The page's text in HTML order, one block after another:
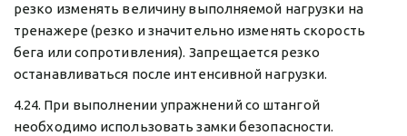
резко изменять величину выполняемой нагрузки на
тренажере (резко и значительно изменять скорость
бега или сопротивления). Запрещается резко
останавливаться после интенсивной нагрузки.
4.24. При выполнении упражнений со штангой
необходимо использовать замки безопасности.